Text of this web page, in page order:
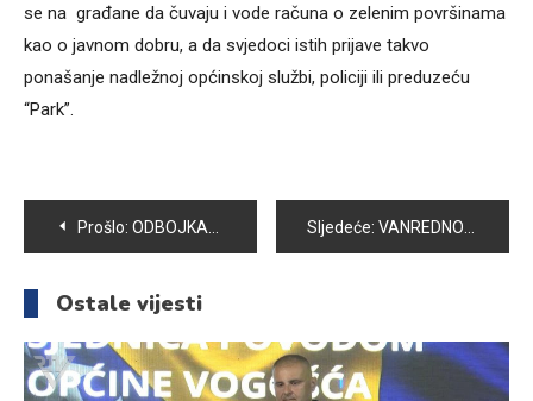
se na građane da čuvaju i vode računa o zelenim površinama
kao o javnom dobru, a da svjedoci istih prijave takvo
ponašanje nadležnoj općinskoj službi, policiji ili preduzeću
“Park”.
Navigacija
članaka
Prošlo: ODBOJKAŠICE VOGOŠĆE PORAŽENE OD EKIPE IGMANA Sljedeće: VANREDNO SAOPĆENJE O STANJU VODOSNABDIJEVANJA ZA 19.10.2017.
Ostale vijesti